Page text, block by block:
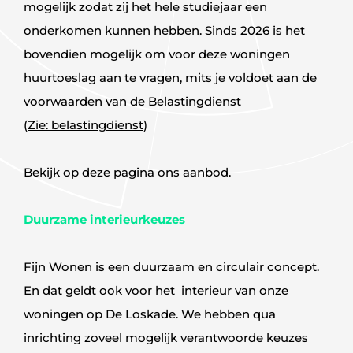
mogelijk zodat zij het hele studiejaar een
onderkomen kunnen hebben. Sinds 2026 is het
bovendien mogelijk om voor deze woningen
huurtoeslag aan te vragen, mits je voldoet aan de
voorwaarden van de Belastingdienst
(Zie: belastingdienst)
Bekijk op deze pagina ons aanbod.
Duurzame interieurkeuzes
Fijn Wonen is een duurzaam en circulair concept.
En dat geldt ook voor het interieur van onze
woningen op De Loskade. We hebben qua
inrichting zoveel mogelijk verantwoorde keuzes